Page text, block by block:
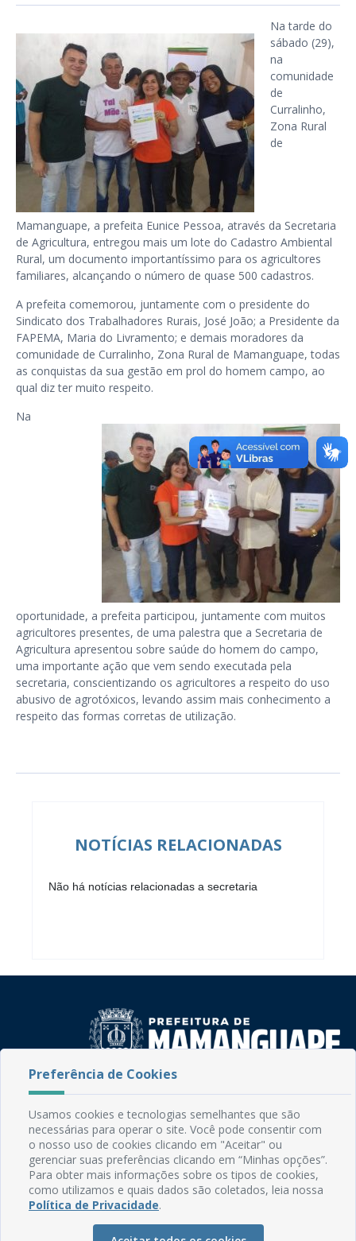
Na tarde do
sábado (29),
na
comunidade
de
Curralinho,
Zona Rural
de
Mamanguape, a prefeita Eunice Pessoa, através da Secretaria
de Agricultura, entregou mais um lote do Cadastro Ambiental
Rural, um documento importantíssimo para os agricultores
familiares, alcançando o número de quase 500 cadastros.
A prefeita comemorou, juntamente com o presidente do
Sindicato dos Trabalhadores Rurais, José João; a Presidente da
FAPEMA, Maria do Livramento; e demais moradores da
comunidade de Curralinho, Zona Rural de Mamanguape, todas
as conquistas da sua gestão em prol do homem campo, ao
qual diz ter muito respeito.
Na
oportunidade, a prefeita participou, juntamente com muitos
agricultores presentes, de uma palestra que a Secretaria de
Agricultura apresentou sobre saúde do homem do campo,
uma importante ação que vem sendo executada pela
secretaria, conscientizando os agricultores a respeito do uso
abusivo de agrotóxicos, levando assim mais conhecimento a
respeito das formas corretas de utilização.
NOTÍCIAS RELACIONADAS
Não há notícias relacionadas a secretaria
Rua do Imperador, 78, Centro
CEP: 58.280-000 - Mamanguape/PB
Fone: (83) 3292-2246
Email: comunicacao@mamanguape.pb.gov.br
Expediente: Segunda à Sexta, das 08h às 13h
Mapa do Site
Preferência de Cookies
Usamos cookies e tecnologias semelhantes que são
necessárias para operar o site. Você pode consentir com
o nosso uso de cookies clicando em "Aceitar" ou
gerenciar suas preferências clicando em “Minhas opções”.
Para obter mais informações sobre os tipos de cookies,
como utilizamos e quais dados são coletados, leia nossa
Política de Privacidade.